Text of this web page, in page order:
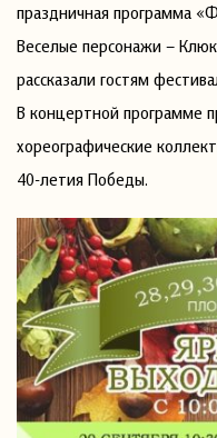
праздничная программа
Веселые персонажи –
рассказали гостям
В концертной программе
хореографические
40-летия Победы.